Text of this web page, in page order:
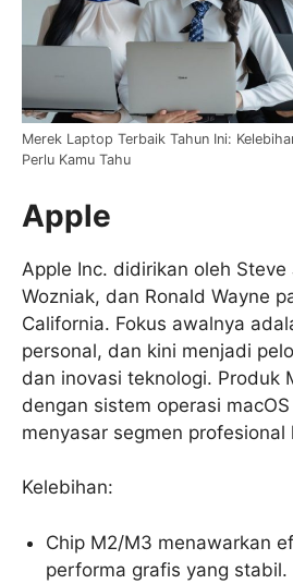
Merek Laptop Terbaik Tahun Ini:
Perlu Kamu Tahu
Apple
Apple Inc. didirikan oleh Steve
Wozniak, dan Ronald Wayne
California. Fokus awalnya
personal, dan kini menjadi
dan inovasi teknologi. Produk
dengan sistem operasi
menyasar segmen profesional
Kelebihan:
Chip M2/M3 menawarkan
performa grafis yang stabil.